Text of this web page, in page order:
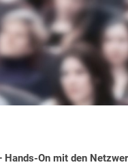
Hands-On mit den